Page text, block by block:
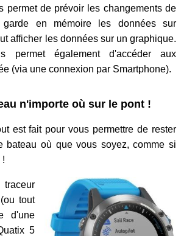
permet de prévoir les changements de
garde en mémoire les données sur
afficher les données sur un graphique.
permet également d'accéder aux
(via une connexion par Smartphone).
n'importe où sur le pont !
est fait pour vous permettre de rester
bateau où que vous soyez, comme si
!
tout
d'une
5